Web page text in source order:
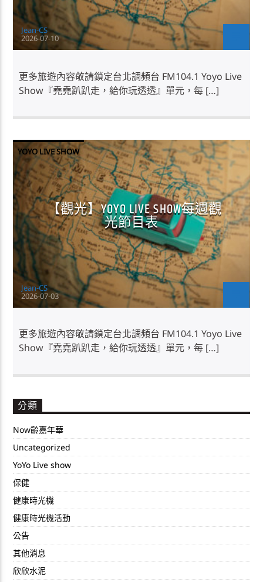
Jean-CS
2026-07-10
更多旅遊內容敬請鎖定台北調頻台 FM104.1 Yoyo Live
Show『堯堯趴趴走，給你玩透透』單元，每 […]
YOYO LIVE SHOW
【觀光】YOYO LIVE SHOW每週觀
光節目表
Jean-CS
2026-07-03
更多旅遊內容敬請鎖定台北調頻台 FM104.1 Yoyo Live
Show『堯堯趴趴走，給你玩透透』單元，每 […]
分類
Now齡嘉年華
Uncategorized
YoYo Live show
保健
健康時光機
健康時光機活動
公告
其他消息
欣欣水泥